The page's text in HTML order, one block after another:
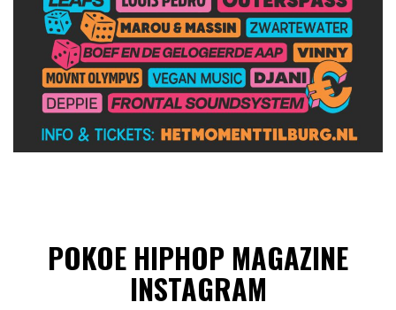
POKOE HIPHOP MAGAZINE
INSTAGRAM